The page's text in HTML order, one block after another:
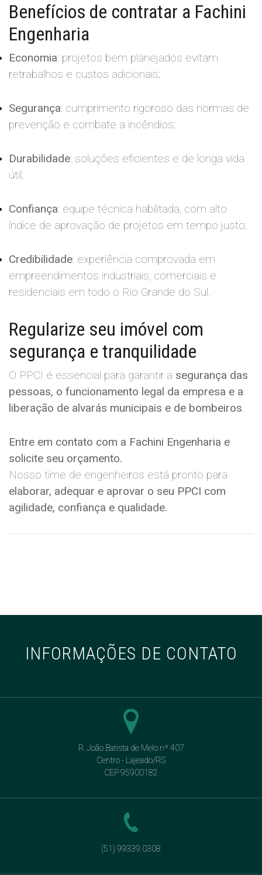
Benefícios de contratar a Fachini
Engenharia
Economia: projetos bem planejados evitam
retrabalhos e custos adicionais;
Segurança: cumprimento rigoroso das normas de
prevenção e combate a incêndios;
Durabilidade: soluções eficientes e de longa vida
útil;
Confiança: equipe técnica habilitada, com alto
índice de aprovação de projetos em tempo justo;
Credibilidade: experiência comprovada em
empreendimentos industriais, comerciais e
residenciais em todo o Rio Grande do Sul.
Regularize seu imóvel com
segurança e tranquilidade
O PPCI é essencial para garantir a segurança das
pessoas, o funcionamento legal da empresa e a
liberação de alvarás municipais e de bombeiros.
Entre em contato com a Fachini Engenharia e
solicite seu orçamento.
Nosso time de engenheiros está pronto para
elaborar, adequar e aprovar o seu PPCI com
agilidade, confiança e qualidade.
INFORMAÇÕES DE CONTATO
R. João Batista de Melo nº 407
Centro - Lajeado/RS
CEP 95900182
(51) 99339.0308